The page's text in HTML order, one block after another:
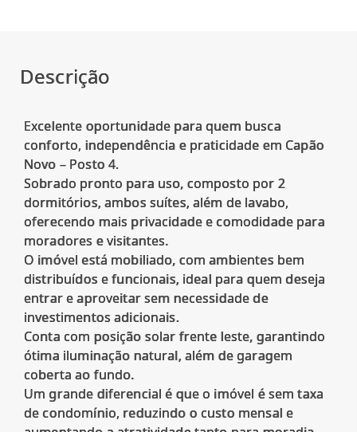
Descrição
Excelente oportunidade para quem busca
conforto, independência e praticidade em Capão
Novo – Posto 4.
Sobrado pronto para uso, composto por 2
dormitórios, ambos suítes, além de lavabo,
oferecendo mais privacidade e comodidade para
moradores e visitantes.
O imóvel está mobiliado, com ambientes bem
distribuídos e funcionais, ideal para quem deseja
entrar e aproveitar sem necessidade de
investimentos adicionais.
Conta com posição solar frente leste, garantindo
ótima iluminação natural, além de garagem
coberta ao fundo.
Um grande diferencial é que o imóvel é sem taxa
de condomínio, reduzindo o custo mensal e